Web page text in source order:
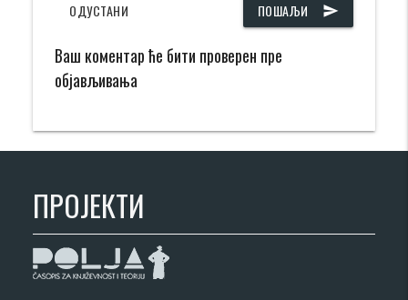
ПОШАЉИ send
ОДУСТАНИ
Ваш коментар ће бити проверен пре
објављивања
ПРОЈЕКТИ